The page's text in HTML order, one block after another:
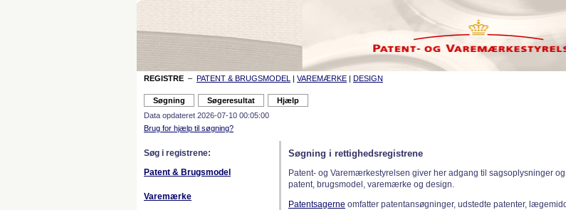
REGISTRE – PATENT & BRUGSMODEL | VAREMÆRKE | DESIGN
Data opdateret 2026-07-10 00:05:00
Brug for hjælp til søgning?
Søg i registrene:
Patent & Brugsmodel
Varemærke
Søgning i rettighedsregistrene
Patent- og Varemærkestyrelsen giver her adgang til sagsoplysninger
patent, brugsmodel, varemærke og design.
Patentsagerne omfatter patentansøgninger, udstedte patenter,